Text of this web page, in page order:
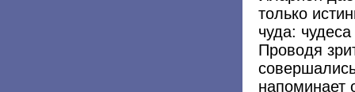
только
чуда:
Проводя
напоминает